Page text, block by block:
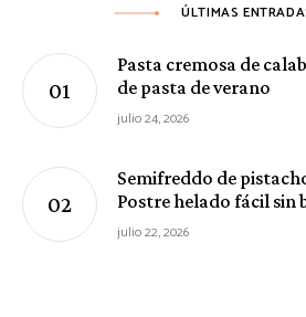
ÚLTIMAS
Pasta cremosa de
de pasta de verano
julio 24, 2026
Semifreddo de
Postre helado fácil sin
julio 22, 2026